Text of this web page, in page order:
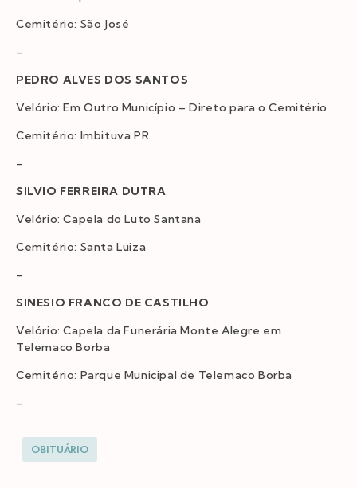
Cemitério: São José
–
PEDRO ALVES DOS SANTOS
Velório: Em Outro Município – Direto para o Cemitério
Cemitério: Imbituva PR
–
SILVIO FERREIRA DUTRA
Velório: Capela do Luto Santana
Cemitério: Santa Luiza
–
SINESIO FRANCO DE CASTILHO
Velório: Capela da Funerária Monte Alegre em
Telemaco Borba
Cemitério: Parque Municipal de Telemaco Borba
–
OBITUÁRIO